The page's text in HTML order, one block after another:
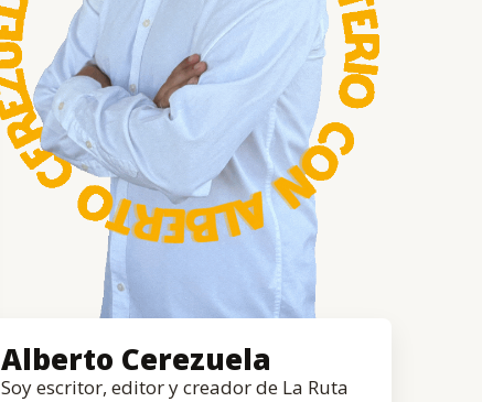
Alberto Cerezuela
Soy escritor, editor y creador de La Ruta